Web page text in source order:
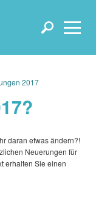
2017
daran etwas ändern?!
Neuerungen für
erhalten Sie einen